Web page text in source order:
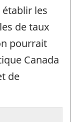
les
de taux
pourrait
Canada
de